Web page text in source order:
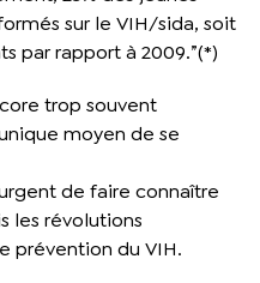
sur le VIH/sida, soit
par rapport à 2009.”(*)
trop souvent
moyen de se
de faire connaître
les révolutions
prévention du VIH.